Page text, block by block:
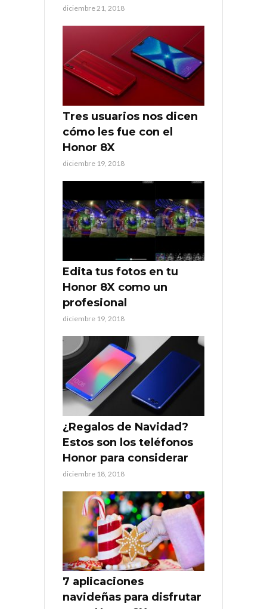
diciembre 21, 2018
Tres usuarios nos dicen
cómo les fue con el
Honor 8X
diciembre 19, 2018
Edita tus fotos en tu
Honor 8X como un
profesional
diciembre 19, 2018
¿Regalos de Navidad?
Estos son los teléfonos
Honor para considerar
diciembre 18, 2018
7 aplicaciones
navideñas para disfrutar